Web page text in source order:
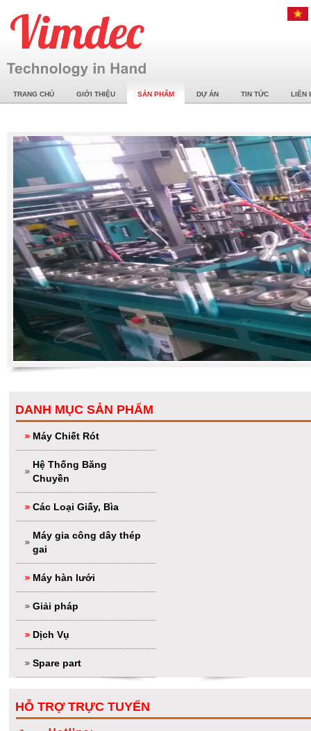
TRANG CHỦ GIỚI THIỆU SẢN PHẨM DỰ ÁN TIN TỨC LIÊN
DANH MỤC SẢN PHẨM
Máy Chiết Rót
Hệ Thống Băng
Chuyền
Các Loại Giấy, Bìa
Máy gia công dây thép
gai
Máy hàn lưới
Giải pháp
Dịch Vụ
Spare part
HỖ TRỢ TRỰC TUYẾN